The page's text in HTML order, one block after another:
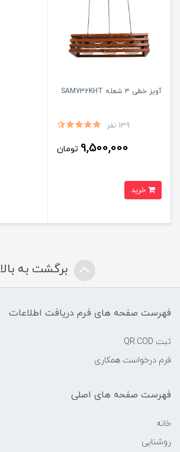
آویز خطی ۳ شعله SAM732KHT
139 نفر
9,500,000 تومان
برگشت به بالا
فهرست صفحه های فرم دریافت اطلاعات
ثبت QR.COD
فرم درخواست همکاری
فهرست صفحه های اصلی
خانه
روشنایی